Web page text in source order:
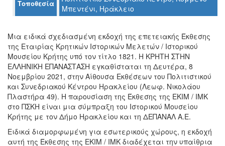
ΜΑΣ
ΔΗΜΟΣ
ΠΟΛΙΤΙΣΜΟΣ
ΑΝΘΕΚΤΙΚΗ
ΠΟΛΗ
Τοποθεσία
Μπεντένι, Ηράκλειο
Μια ειδικά σχεδιασμένη εκδοχή της επετειακής Έκθεσης
της Εταιρίας Κρητικών Ιστορικών Μελετών / Ιστορικού
Μουσείου Κρήτης υπό τον τίτλο 1821. Η ΚΡΗΤΗ ΣΤΗΝ
ΕΛΛΗΝΙΚΗ ΕΠΑΝΑΣΤΑΣΗ εγκαθίσταται τη Δευτέρα, 8
Νοεμβρίου 2021, στην Αίθουσα Εκθέσεων του Πολιτιστικού
και Συνεδριακού Κέντρου Ηρακλείου (Λεωφ. Νικολάου
Πλαστήρα 49). Η παρουσίαση της Έκθεσης της ΕΚΙΜ / ΙΜΚ
στο ΠΣΚΗ είναι μια σύμπραξη του Ιστορικού Μουσείου
Κρήτης με τον Δήμο Ηρακλείου και τη ΔΕΠΑΝΑΛ Α.Ε.
Ειδικά διαμορφωμένη για εσωτερικούς χώρους, η εκδοχή
αυτή της Έκθεσης της ΕΚΙΜ / ΙΜΚ διαδέχεται την υπαίθρια